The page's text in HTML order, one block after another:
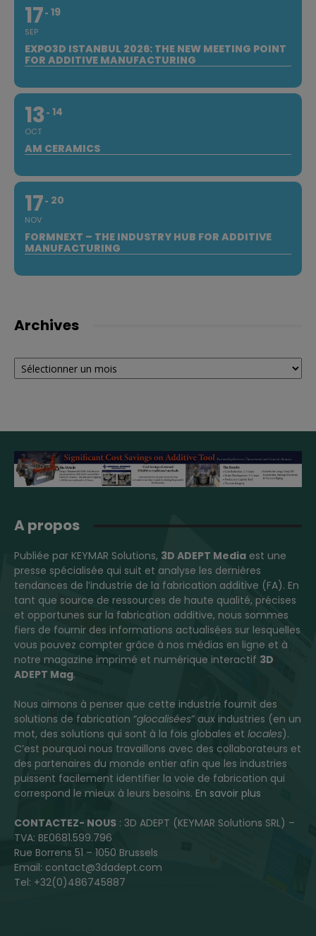
17
SEP
19
EXPO3D ISTANBUL 2026: THE NEW MEETING POINT
FOR ADDITIVE MANUFACTURING
13
OCT
14
AM CERAMICS
17
NOV
20
FORMNEXT – THE INDUSTRY HUB FOR ADDITIVE
MANUFACTURING
Archives
Archives
A propos
Publiée par KEYMAR Solutions, 3D ADEPT Media est une
presse spécialisée qui suit et analyse les dernières
tendances de l’industrie de la fabrication additive (FA). En
tant que source de ressources de haute qualité, précises
et opportunes sur la fabrication additive, nous sommes
fiers de fournir des informations actualisées sur lesquelles
vous pouvez compter grâce à nos médias en ligne et à
notre magazine imprimé et numérique interactif 3D
ADEPT Mag.
Nous aimons à penser que cette industrie fournit des
solutions de fabrication “glocalisées” aux industries (en un
mot, des solutions qui sont à la fois globales et locales).
C’est pourquoi nous travaillons avec des collaborateurs et
des partenaires du monde entier afin que les industries
puissent facilement identifier la voie de fabrication qui
correspond le mieux à leurs besoins. En savoir plus
CONTACTEZ- NOUS : 3D ADEPT (KEYMAR Solutions SRL) –
TVA: BE0681.599.796
Rue Borrens 51 – 1050 Brussels
Email: contact@3dadept.com
Tel: +32(0)486745887